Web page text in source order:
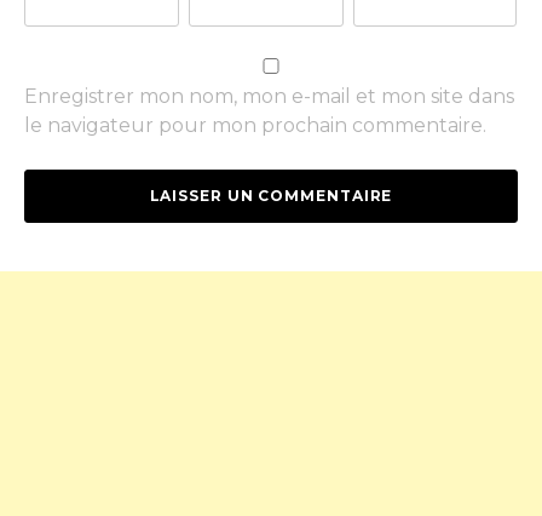
Enregistrer mon nom, mon e-mail et mon site dans
le navigateur pour mon prochain commentaire.